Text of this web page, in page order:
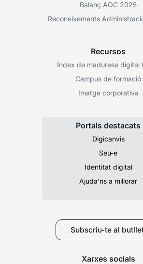
Balanç AOC 2025
Reconeixements
Recursos
Índex de maduresa digital
Campus de formació
Imatge corporativa
Portals destacats
Digicanvis
Seu-e
Identitat digital
Ajuda’ns a millorar
Subscriu-te al
Xarxes socials